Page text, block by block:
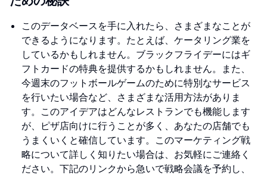
このデータベースを手に入れたら、さまざまなことが
できるようになります。たとえば、ケータリング業を
しているかもしれません。ブラックフライデーにはギ
フトカードの特典を提供するかもしれません。また、
今週末のフットボールゲームのために特別なサービス
を行いたい場合など、さまざまな活用方法がありま
す。このアイデアはどんなレストランでも機能します
が、ピザ店向けに行うことが多く、あなたの店舗でも
うまくいくと確信しています。このマーケティング戦
略について詳しく知りたい場合は、お気軽にご連絡く
ださい。下記のリンクから急いで戦略会議を予約し、